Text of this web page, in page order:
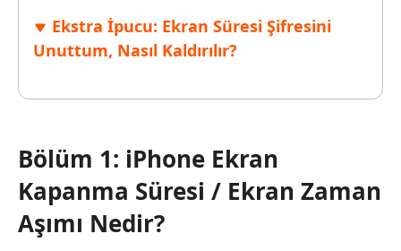
Ekstra İpucu: Ekran Süresi Şifresini
Unuttum, Nasıl Kaldırılır?
Bölüm 1: iPhone Ekran
Kapanma Süresi / Ekran Zaman
Aşımı Nedir?